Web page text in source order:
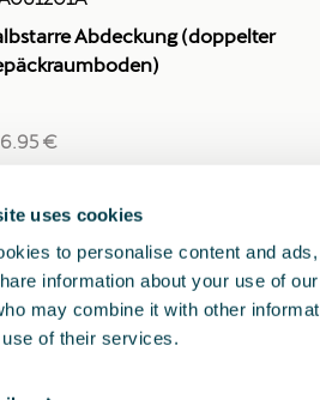
uses cookies
to personalise content and
information about your use of
may combine it with other
of their services.
Abdeckung (doppelter
€